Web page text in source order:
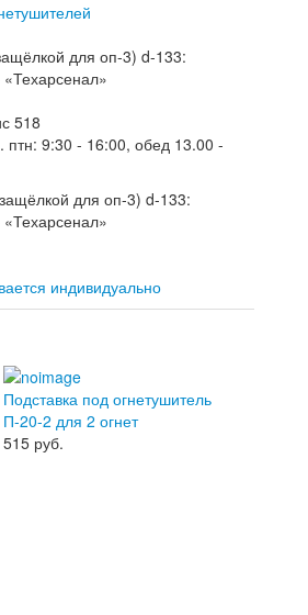
518
птн: 9:30 - 16:00, обед 13.00 -
индивидуально
Подставка под огнетушитель
П-20-2 для 2 огнет
515 руб.